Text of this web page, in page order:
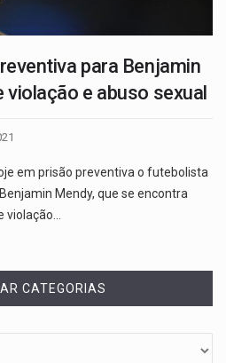
para Benjamin
violação e abuso sexual
em prisão preventiva o futebolista
Mendy, que se encontra
CATEGORIAS